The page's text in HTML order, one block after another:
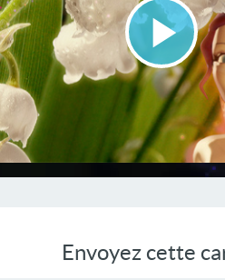
Lire
la
Envoyez cette